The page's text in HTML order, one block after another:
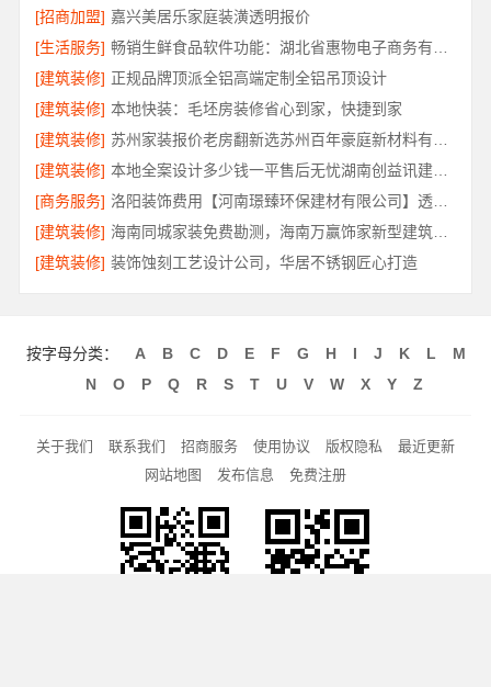
[招商加盟] 嘉兴美居乐家庭装潢透明报价
[生活服务]
[建筑装修] 正规品牌顶派全铝高端定制全铝吊顶设计
[建筑装修] 本地快装：毛坯房装修省心到家，快捷到家
[建筑装修]
[建筑装修]
本地全案设计多少钱一平售后无忧湖南创益讯建筑有限公司省心装修
[商务服务]
洛阳装饰费用【河南璟臻环保建材有限公司】透明报价省心装修
[建筑装修]
海南同城家装免费勘测，海南万赢饰家新型建筑材料有限公司
[建筑装修] 装饰蚀刻工艺设计公司，华居不锈钢匠心打造
按字母分类： A B C D E F G H I J K L
M
N
O P Q R S T U V W X Y Z
关于我们 联系我们 招商服务 使用协议 版权隐私
最近更新
网站地图
发布信息 免费注册